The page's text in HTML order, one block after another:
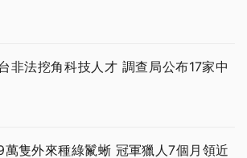
非法挖角科技人才 調查局公布17家中
萬隻外來種綠鬣蜥 冠軍獵人7個月領近